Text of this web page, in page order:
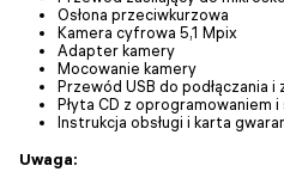
Osłona przeciwkurzowa
Kamera cyfrowa 5,1 Mpix
Adapter kamery
Mocowanie kamery
Przewód USB do podłączania i
Płyta CD z oprogramowaniem
Instrukcja obsługi i karta
Uwaga: